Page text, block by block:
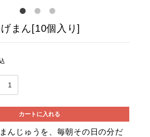
まん[10個入り]
カートに入れる
んじゅうを、毎朝その日の分だ